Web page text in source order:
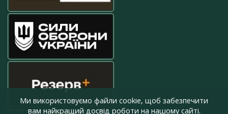
Ми використовуємо файли cookie, щоб забезпечити
вам найкращий досвід роботи на нашому сайті.